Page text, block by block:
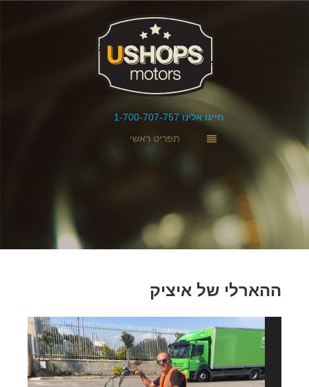
חייגו אלינו 1-700-707-757
תפריט ראשי
ההארלי של איציק